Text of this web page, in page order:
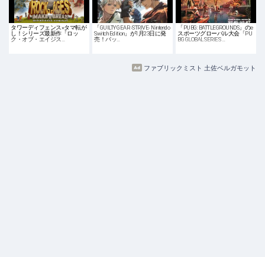
タワーディフェンス×タマ転が
し！シリーズ最新作「ロッ
ク・オブ・エイジス…
「GUILTY GEAR -STRIVE- Nintendo
Switch Edition」が1月23日に発
売！パッ…
「PUBG: BATTLEGROUNDS」のe
スポーツグローバル大会「PU
BG GLOBAL SERIES …
ファブリックミスト 土佐ベルガモット